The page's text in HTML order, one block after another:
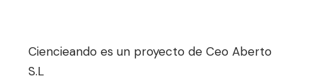
Ciencieando es un proyecto de Ceo Aberto
S.L